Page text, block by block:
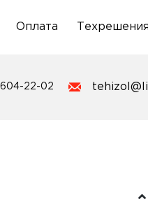
Оплата Техрешения
22-02